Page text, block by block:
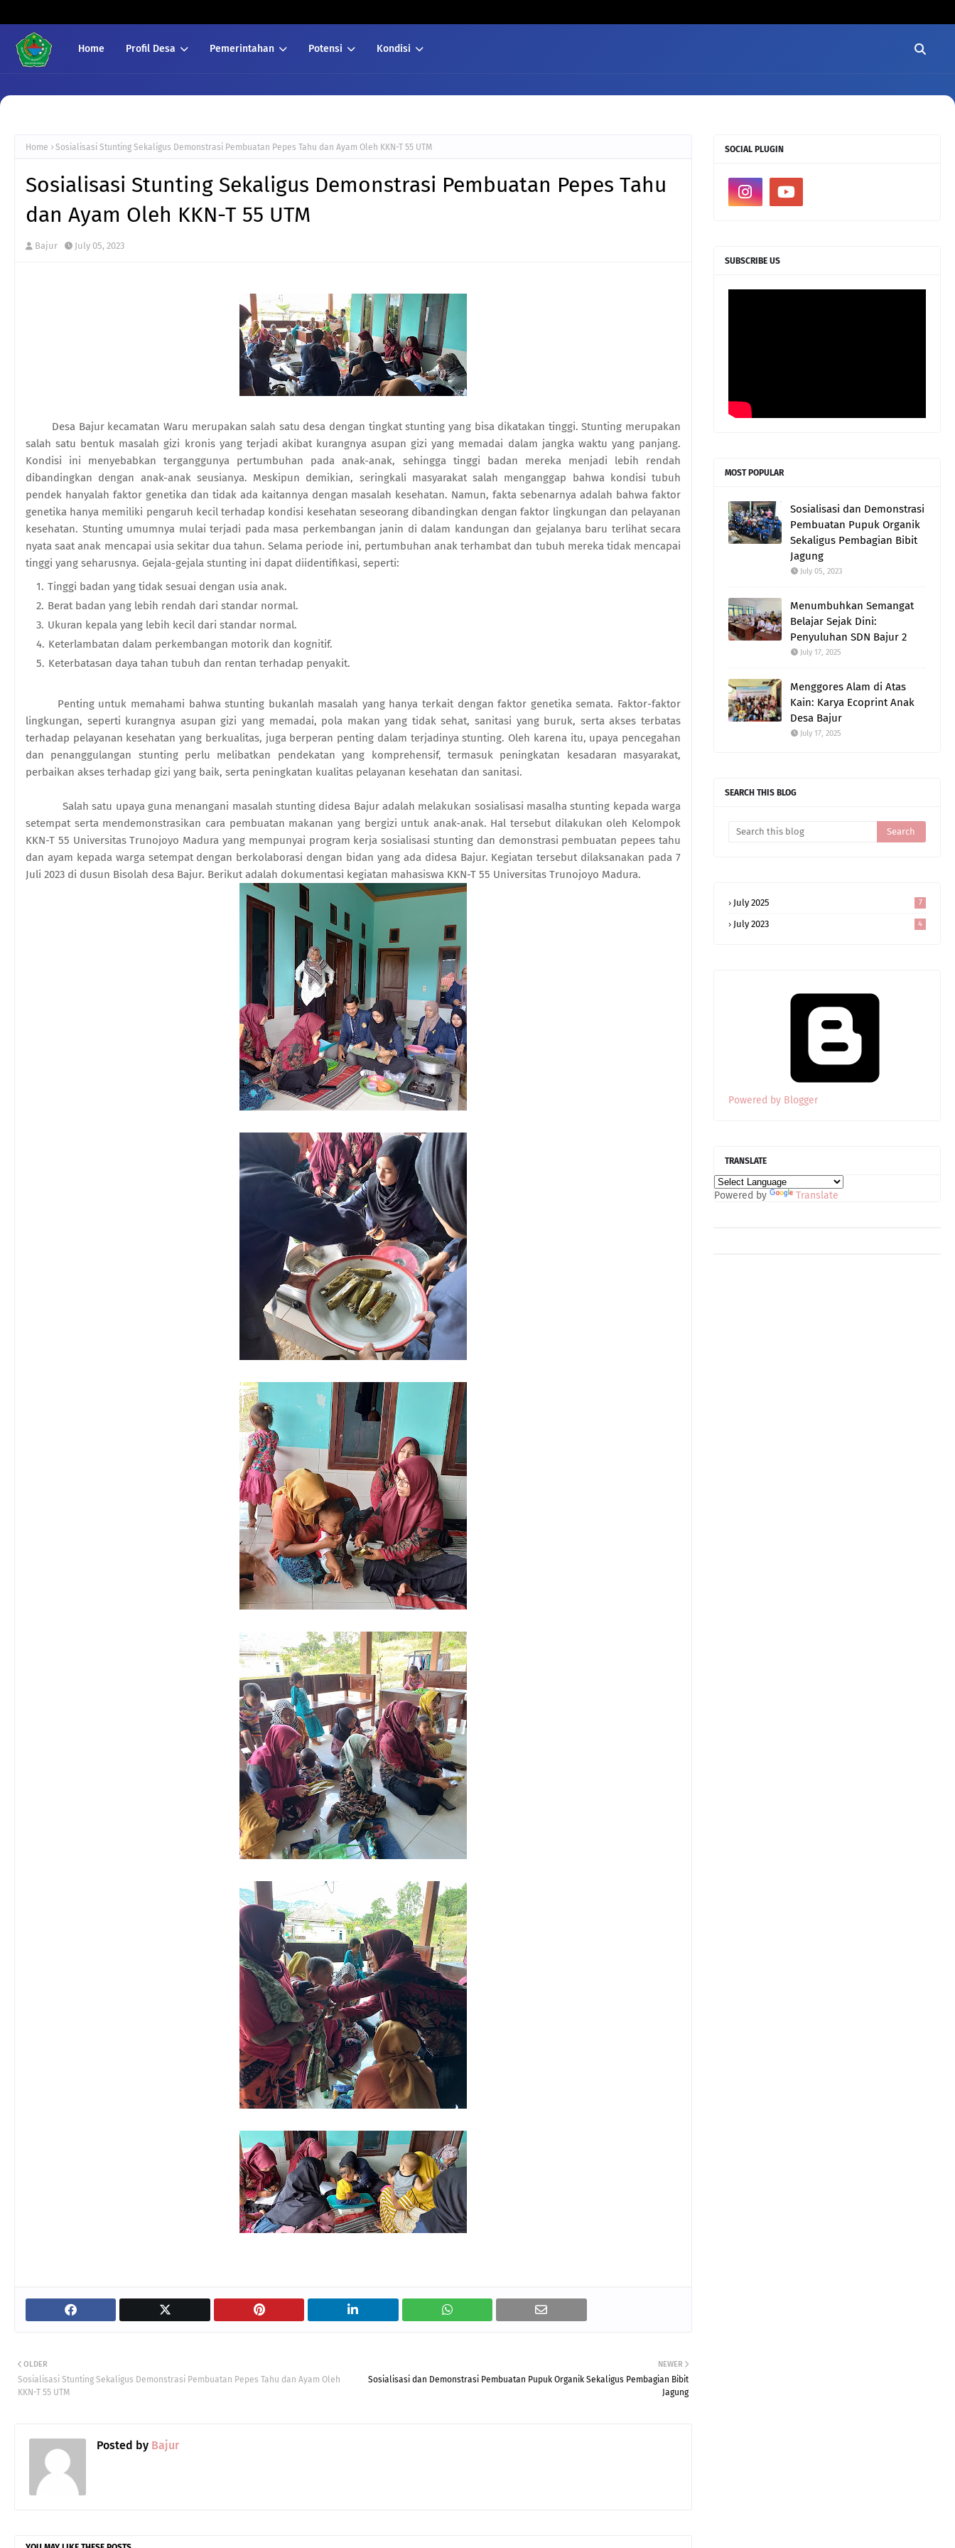
Home Profil Desa Pemerintahan Potensi Kondisi
Home Sosialisasi Stunting Sekaligus Demonstrasi Pembuatan Pepes Tahu dan Ayam Oleh KKN-T 55 UTM
Sosialisasi Stunting Sekaligus Demonstrasi Pembuatan Pepes Tahu
dan Ayam Oleh KKN-T 55 UTM
Bajur July 05, 2023
Desa Bajur kecamatan Waru merupakan salah satu desa dengan tingkat stunting yang bisa dikatakan tinggi. Stunting merupakan
salah satu bentuk masalah gizi kronis yang terjadi akibat kurangnya asupan gizi yang memadai dalam jangka waktu yang panjang.
Kondisi ini menyebabkan terganggunya pertumbuhan pada anak-anak, sehingga tinggi badan mereka menjadi lebih rendah
dibandingkan dengan anak-anak seusianya. Meskipun demikian, seringkali masyarakat salah menganggap bahwa kondisi tubuh
pendek hanyalah faktor genetika dan tidak ada kaitannya dengan masalah kesehatan. Namun, fakta sebenarnya adalah bahwa faktor
genetika hanya memiliki pengaruh kecil terhadap kondisi kesehatan seseorang dibandingkan dengan faktor lingkungan dan pelayanan
kesehatan. Stunting umumnya mulai terjadi pada masa perkembangan janin di dalam kandungan dan gejalanya baru terlihat secara
nyata saat anak mencapai usia sekitar dua tahun. Selama periode ini, pertumbuhan anak terhambat dan tubuh mereka tidak mencapai
tinggi yang seharusnya. Gejala-gejala stunting ini dapat diidentifikasi, seperti:
Tinggi badan yang tidak sesuai dengan usia anak.
Berat badan yang lebih rendah dari standar normal.
Ukuran kepala yang lebih kecil dari standar normal.
Keterlambatan dalam perkembangan motorik dan kognitif.
Keterbatasan daya tahan tubuh dan rentan terhadap penyakit.
Penting untuk memahami bahwa stunting bukanlah masalah yang hanya terkait dengan faktor genetika semata. Faktor-faktor
lingkungan, seperti kurangnya asupan gizi yang memadai, pola makan yang tidak sehat, sanitasi yang buruk, serta akses terbatas
terhadap pelayanan kesehatan yang berkualitas, juga berperan penting dalam terjadinya stunting. Oleh karena itu, upaya pencegahan
dan penanggulangan stunting perlu melibatkan pendekatan yang komprehensif, termasuk peningkatan kesadaran masyarakat,
perbaikan akses terhadap gizi yang baik, serta peningkatan kualitas pelayanan kesehatan dan sanitasi.
Salah satu upaya guna menangani masalah stunting didesa Bajur adalah melakukan sosialisasi masalha stunting kepada warga
setempat serta mendemonstrasikan cara pembuatan makanan yang bergizi untuk anak-anak. Hal tersebut dilakukan oleh Kelompok
KKN-T 55 Universitas Trunojoyo Madura yang mempunyai program kerja sosialisasi stunting dan demonstrasi pembuatan pepees tahu
dan ayam kepada warga setempat dengan berkolaborasi dengan bidan yang ada didesa Bajur. Kegiatan tersebut dilaksanakan pada 7
Juli 2023 di dusun Bisolah desa Bajur. Berikut adalah dokumentasi kegiatan mahasiswa KKN-T 55 Universitas Trunojoyo Madura.
NEWER
Sosialisasi dan Demonstrasi Pembuatan Pupuk Organik Sekaligus Pembagian Bibit
Jagung
OLDER
Sosialisasi Stunting Sekaligus Demonstrasi Pembuatan Pepes Tahu dan Ayam Oleh
KKN-T 55 UTM
Posted by Bajur
SOCIAL PLUGIN
SUBSCRIBE US
MOST POPULAR
Sosialisasi dan Demonstrasi
Pembuatan Pupuk Organik
Sekaligus Pembagian Bibit
Jagung
July 05, 2023
Menumbuhkan Semangat
Belajar Sejak Dini:
Penyuluhan SDN Bajur 2
July 17, 2025
Menggores Alam di Atas
Kain: Karya Ecoprint Anak
Desa Bajur
July 17, 2025
SEARCH THIS BLOG
July 2025 7
July 2023 4
Powered by Blogger
TRANSLATE
Powered by Translate